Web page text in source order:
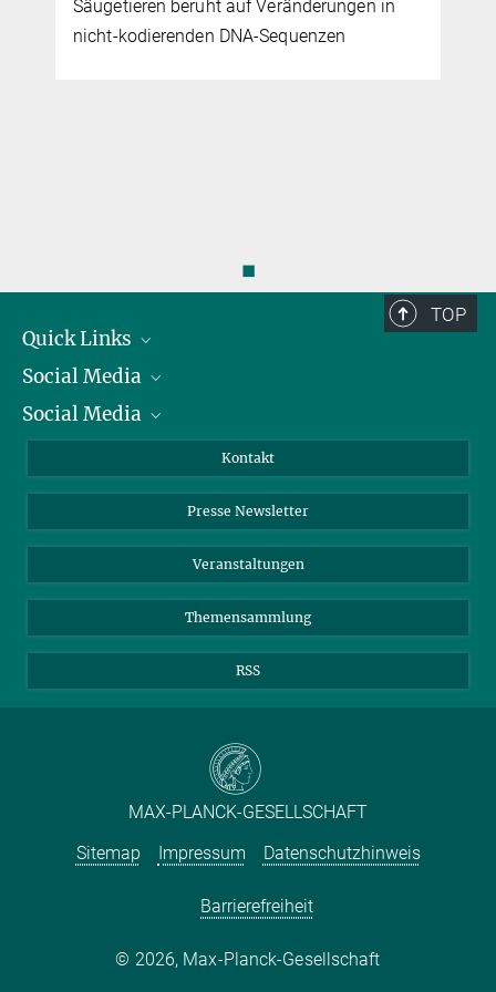
Säugetieren beruht auf Veränderungen in
nicht-kodierenden DNA-Sequenzen
◼
TOP
Quick Links
Präsident
Zahlen und Fakten
Meldestelle Fehlverhalten
Social Media
Bluesky
TikTok
Social Media
Instagram
YouTube
Kontakt
Presse Newsletter
Veranstaltungen
Themensammlung
RSS
MAX-PLANCK-GESELLSCHAFT
Sitemap
Impressum Datenschutzhinweis
Barrierefreiheit
2026, Max-Planck-Gesellschaft